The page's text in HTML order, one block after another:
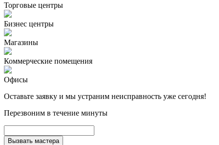
Торговые центры
Бизнес центры
Магазины
Коммерческие помещения
Офисы
Оставьте заявку и мы устраним неисправность уже сегодня!
Перезвоним в течение минуты
Вызвать мастера